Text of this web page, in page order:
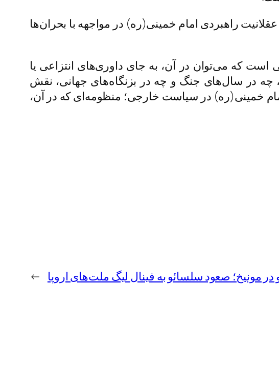
راهبردی امام خمینی(ره) در مواجهه با بحران‌ها
است که می‌توان در آن، به‌ جای داوری‌های انتزاعی یا
در سال‌های جنگ و چه در بزنگاه‌های جهانی، نقش
خمینی(ره) در سیاست خارجی؛ منظومه‌ای که در آن،
مونیخ؛ صعود سلسائو به فینال لیگ ملت‌های اروپا →